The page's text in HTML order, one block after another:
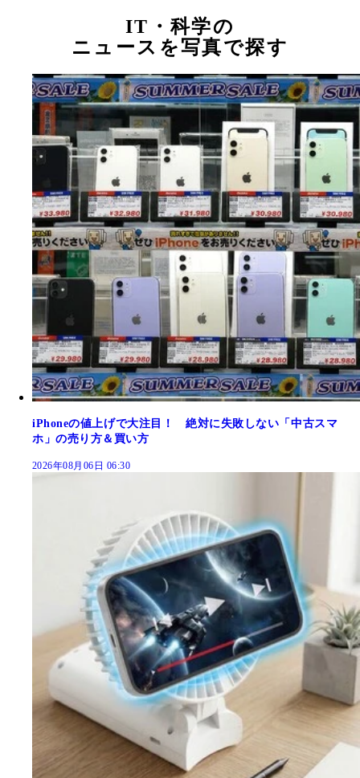
IT・科学の
ニュースを写真で探す
iPhoneの値上げで大注目！ 絶対に失敗しない「中古スマ
ホ」の売り方＆買い方
2026年08月06日 06:30